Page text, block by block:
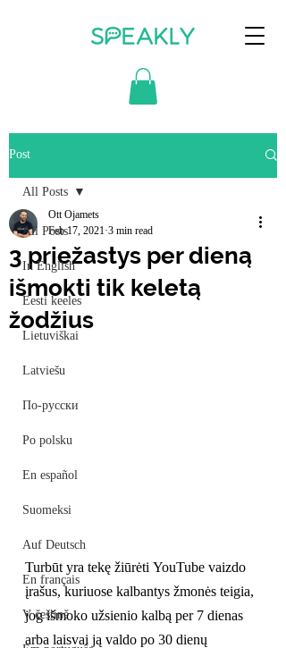
Post
All Posts
In English
Eesti keeles
Lietuviškai
Latviešu
По-русски
Po polsku
En español
Suomeksi
Auf Deutsch
En français
V češtině
All Posts
3 priežastys per dieną
išmokti tik keletą
žodžius
Ott Ojamets
Feb 17, 20213 min read
Turbūt yra tekę žiūrėti YouTube vaizdo
įrašus, kuriuose kalbantys žmonės teigia,
jog išmoko užsienio kalbą per 7 dienas
arba laisvai ją valdo po 30 dienų